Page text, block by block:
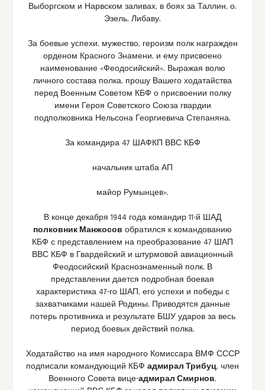
Выборгском и Нарвском заливах, в боях за Таллин, о.
Эзель, Либаву.
За боевые успехи, мужество, героизм полк награжден
орденом Красного Знамени, и ему присвоено
наименование «Феодосийский». Выражая волю
личного состава полка, прошу Вашего ходатайства
перед Военным Советом КБФ о присвоении полку
имени Героя Советского Союза гвардии
подполковника Нельсона Георгиевича Степаняна.
За командира 47 ШАФКП ВВС КБФ
начальник штаба АП
майор Румынцев».
В конце декабря 1944 года командир 11-й ШАД
полковник Манжосов обратился к командованию
КБФ с представлением на преобразование 47 ШАП
ВВС КБФ в Гвардейский и штурмовой авиационный
Феодосийский Краснознаменный полк. В
представлении дается подробная боевая
характеристика 47-го ШАП, его успехи и победы с
захватчиками нашей Родины. Приводятся данные
потерь противника и результате БШУ ударов за весь
период боевых действий полка.
Ходатайство на имя народного Комиссара ВМФ СССР
подписали командующий КБФ адмирал Трибуц, член
Военного Совета вице-адмирал Смирнов,